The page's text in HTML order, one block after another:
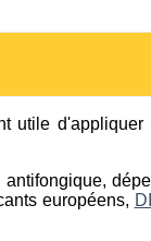
utile d'appliquer
européens,